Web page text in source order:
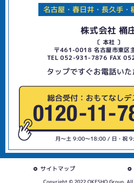
名古屋・春日井・長久手・
株式会社 桶
〔 本社 〕
〒461-0018 名古屋市東区
TEL 052-931-7876 FAX
タップですぐお電話いた
月〜土 9:00〜18:00 / 日・祝
サイトマップ
Copyright © 2022 OKESHO Group.